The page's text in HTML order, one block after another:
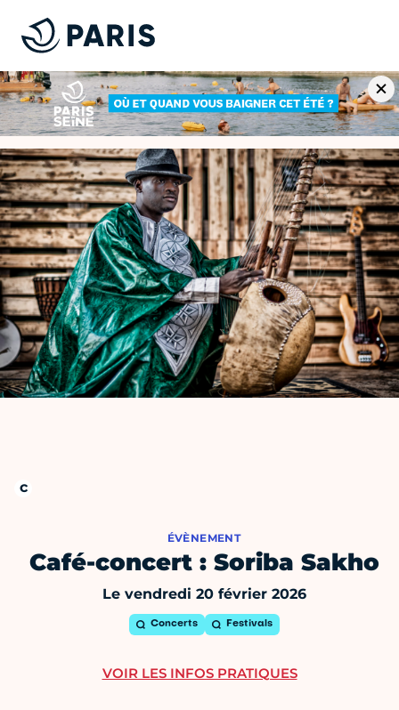
ÉVÈNEMENT
Café-concert : Soriba Sakho
Le vendredi 20 février 2026
Concerts Festivals
VOIR LES INFOS PRATIQUES